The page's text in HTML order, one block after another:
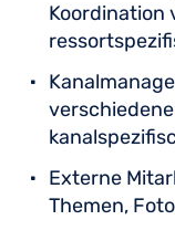
Koordination
Externe
Themen,